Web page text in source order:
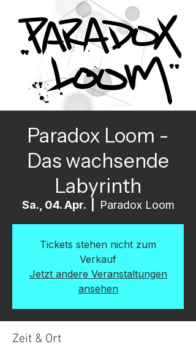
Paradox Loom -
Das wachsende
Labyrinth
Sa., 04. Apr.
  |
Paradox Loom
Tickets stehen nicht zum
Verkauf
Jetzt andere Veranstaltungen
ansehen
Zeit & Ort